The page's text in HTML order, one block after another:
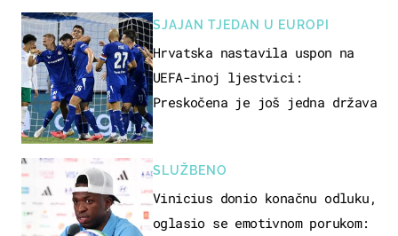
SJAJAN TJEDAN U EUROPI
Hrvatska nastavila uspon na
UEFA-inoj ljestvici:
Preskočena je još jedna država
SLUŽBENO
Vinicius donio konačnu odluku,
oglasio se emotivnom porukom: